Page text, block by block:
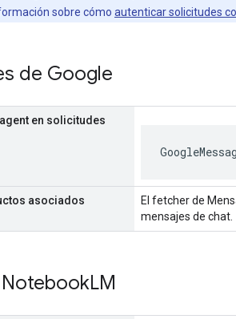
sobre cómo autenticar solicitudes
de Google
agent en solicitudes
asociados
El fetcher de
mensajes de chat.
NotebookLM